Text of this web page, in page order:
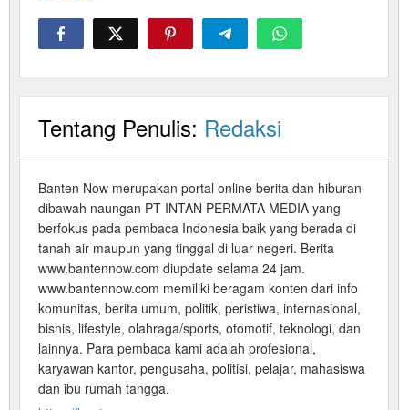
Tentang Penulis: Redaksi
Banten Now merupakan portal online berita dan hiburan
dibawah naungan PT INTAN PERMATA MEDIA yang
berfokus pada pembaca Indonesia baik yang berada di
tanah air maupun yang tinggal di luar negeri. Berita
www.bantennow.com diupdate selama 24 jam.
www.bantennow.com memiliki beragam konten dari info
komunitas, berita umum, politik, peristiwa, internasional,
bisnis, lifestyle, olahraga/sports, otomotif, teknologi, dan
lainnya. Para pembaca kami adalah profesional,
karyawan kantor, pengusaha, politisi, pelajar, mahasiswa
dan ibu rumah tangga.